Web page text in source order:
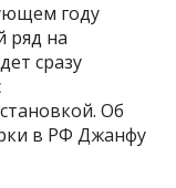
году
ряд на
сразу
Об
в РФ Джанфу